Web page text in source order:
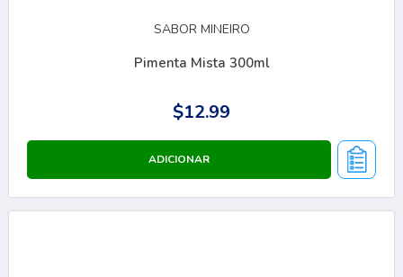
SABOR MINEIRO
Pimenta Mista 300ml
$12.99